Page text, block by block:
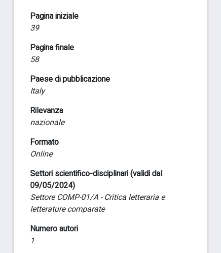
Pagina iniziale
39
Pagina finale
58
Paese di pubblicazione
Italy
Rilevanza
nazionale
Formato
Online
Settori scientifico-disciplinari (validi dal
09/05/2024)
Settore COMP-01/A - Critica letteraria e
letterature comparate
Numero autori
1